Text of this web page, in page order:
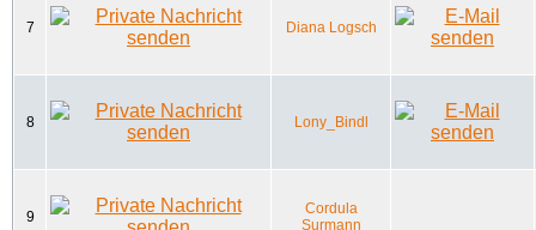
7 Diana Logsch
8 Lony_Bindl
9
Cordula
Surmann